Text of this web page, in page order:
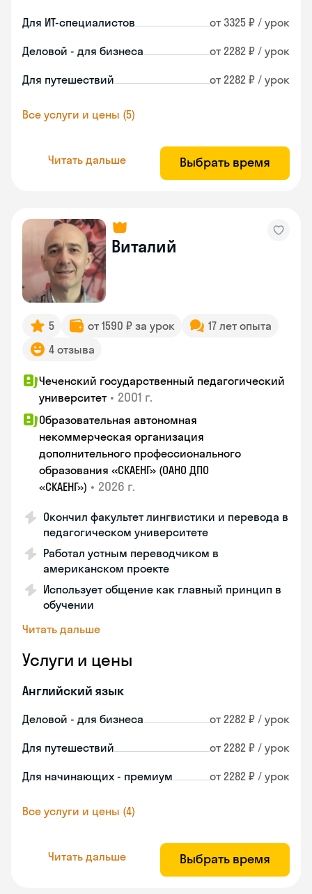
Для ИТ-специалистов от 3325 ₽ / урок
Деловой - для бизнеса от 2282 ₽ / урок
Для путешествий от 2282 ₽ / урок
Все услуги и цены (5)
Читать дальше Выбрать время
Виталий
5 от 1590 ₽ за урок
17 лет опыта
4 отзыва
Чеченский государственный педагогический
университет • 2001 г.
Образовательная автономная
некоммерческая организация
дополнительного профессионального
образования «СКАЕНГ» (ОАНО ДПО
«СКАЕНГ») • 2026 г.
Окончил факультет лингвистики и перевода в
педагогическом университете
Работал устным переводчиком в
американском проекте
Использует общение как главный принцип в
обучении
Читать дальше
Услуги и цены
Английский язык
Деловой - для бизнеса от 2282 ₽ / урок
Для путешествий от 2282 ₽ / урок
Для начинающих - премиум от 2282 ₽ / урок
Все услуги и цены (4)
Читать дальше Выбрать время